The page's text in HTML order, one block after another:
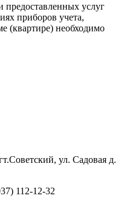
предоставленных услуг
приборов учета,
(квартире) необходимо
ул. Садовая д.
112-12-32